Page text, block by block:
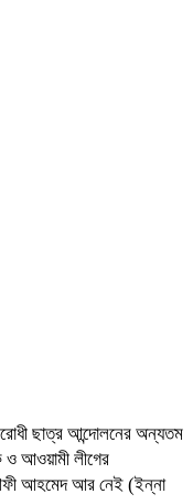
ছাত্র আন্দোলনের অন্যতম
ও আওয়ামী লীগের
আহমেদ আর নেই (ইন্না